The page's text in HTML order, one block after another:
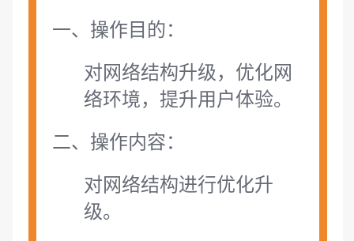
一、操作目的：
对网络结构升级，优化网
络环境，提升用户体验。
二、操作内容：
对网络结构进行优化升
级。